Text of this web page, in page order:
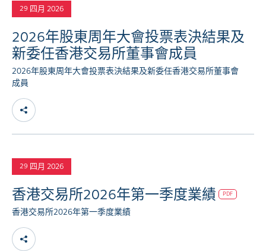
29 四月 2026
2026年股東周年大會投票表決結果及
新委任香港交易所董事會成員
2026年股東周年大會投票表決結果及新委任香港交易所董事會
成員
29 四月 2026
香港交易所2026年第一季度業績 PDF
香港交易所2026年第一季度業績